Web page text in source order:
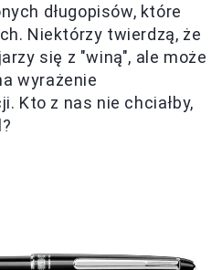
długopisów, które
Niektórzy twierdzą, że
się z "winą", ale może
wyrażenie
Kto z nas nie chciałby,